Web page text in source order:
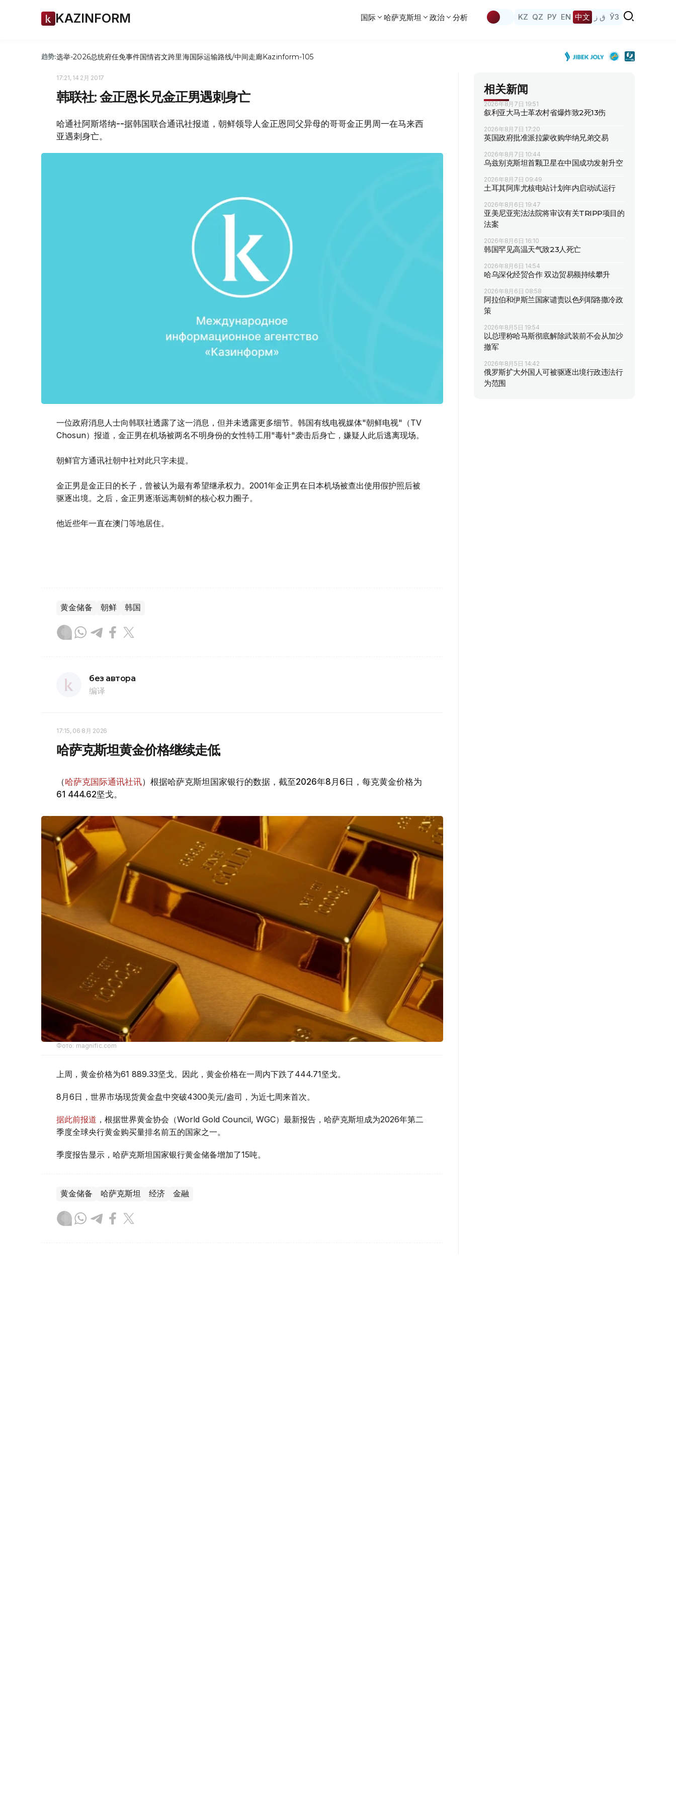
KAZINFORM 国际 哈萨克斯坦 政治 分析 KZ QZ РУ EN 中文 ق ز ЎЗ
趋势:选举-2026总统府任免事件国情咨文跨里海国际运输路线/中间走廊Kazinform-105
17:21, 14 2月 2017
韩联社: 金正恩长兄金正男遇刺身亡
哈通社阿斯塔纳--据韩国联合通讯社报道，朝鲜领导人金正恩同父异母的哥哥金正男周一在马来西
亚遇刺身亡。
一位政府消息人士向韩联社透露了这一消息，但并未透露更多细节。韩国有线电视媒体"朝鲜电视"（TV
Chosun）报道，金正男在机场被两名不明身份的女性特工用"毒针"袭击后身亡，嫌疑人此后逃离现场。
朝鲜官方通讯社朝中社对此只字未提。
金正男是金正日的长子，曾被认为最有希望继承权力。2001年金正男在日本机场被查出使用假护照后被
驱逐出境。之后，金正男逐渐远离朝鲜的核心权力圈子。
他近些年一直在澳门等地居住。
黄金储备 朝鲜 韩国
без автора
编译
17:15, 06 8月 2026
哈萨克斯坦黄金价格继续走低
（哈萨克国际通讯社讯）根据哈萨克斯坦国家银行的数据，截至2026年8月6日，每克黄金价格为
61 444.62坚戈。
Фото: magnific.com
上周，黄金价格为61 889.33坚戈。因此，黄金价格在一周内下跌了444.71坚戈。
8月6日，世界市场现货黄金盘中突破4300美元/盎司，为近七周来首次。
据此前报道 ，根据世界黄金协会（World Gold Council, WGC）最新报告，哈萨克斯坦成为2026年第二
季度全球央行黄金购买量排名前五的国家之一。
季度报告显示，哈萨克斯坦国家银行黄金储备增加了15吨。
黄金储备 哈萨克斯坦 经济 金融
相关新闻
2026年8月7日 19:51
叙利亚大马士革农村省爆炸致2死13伤
2026年8月7日 17:20
英国政府批准派拉蒙收购华纳兄弟交易
2026年8月7日 10:44
乌兹别克斯坦首颗卫星在中国成功发射升空
2026年8月7日 09:49
土耳其阿库尤核电站计划年内启动试运行
2026年8月6日 19:47
亚美尼亚宪法法院将审议有关TRIPP项目的
法案
2026年8月6日 16:10
韩国罕见高温天气致23人死亡
2026年8月6日 14:54
哈乌深化经贸合作 双边贸易额持续攀升
2026年8月6日 08:58
阿拉伯和伊斯兰国家谴责以色列耶路撒冷政
策
2026年8月5日 19:54
以总理称哈马斯彻底解除武装前不会从加沙
撤军
2026年8月5日 14:42
俄罗斯扩大外国人可被驱逐出境行政违法行
为范围